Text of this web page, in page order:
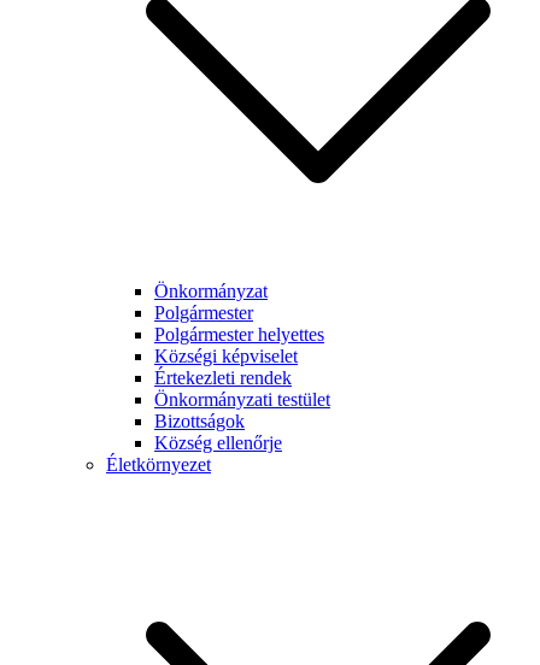
Önkormányzat
Polgármester
Polgármester helyettes
Községi képviselet
Értekezleti rendek
Önkormányzati testület
Bizottságok
Község ellenőrje
Életkörnyezet